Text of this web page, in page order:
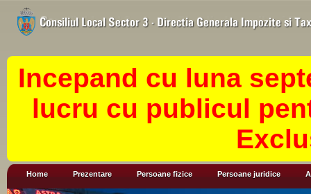
Incepand cu luna
lucru cu publicul
Home Prezentare Persoane fizice Persoane juridice